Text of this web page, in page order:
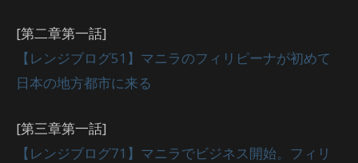
[第二章第一話]
【レンジブログ51】マニラのフィリピーナが初めて
日本の地方都市に来る
[第三章第一話]
【レンジブログ71】マニラでビジネス開始。フィリ